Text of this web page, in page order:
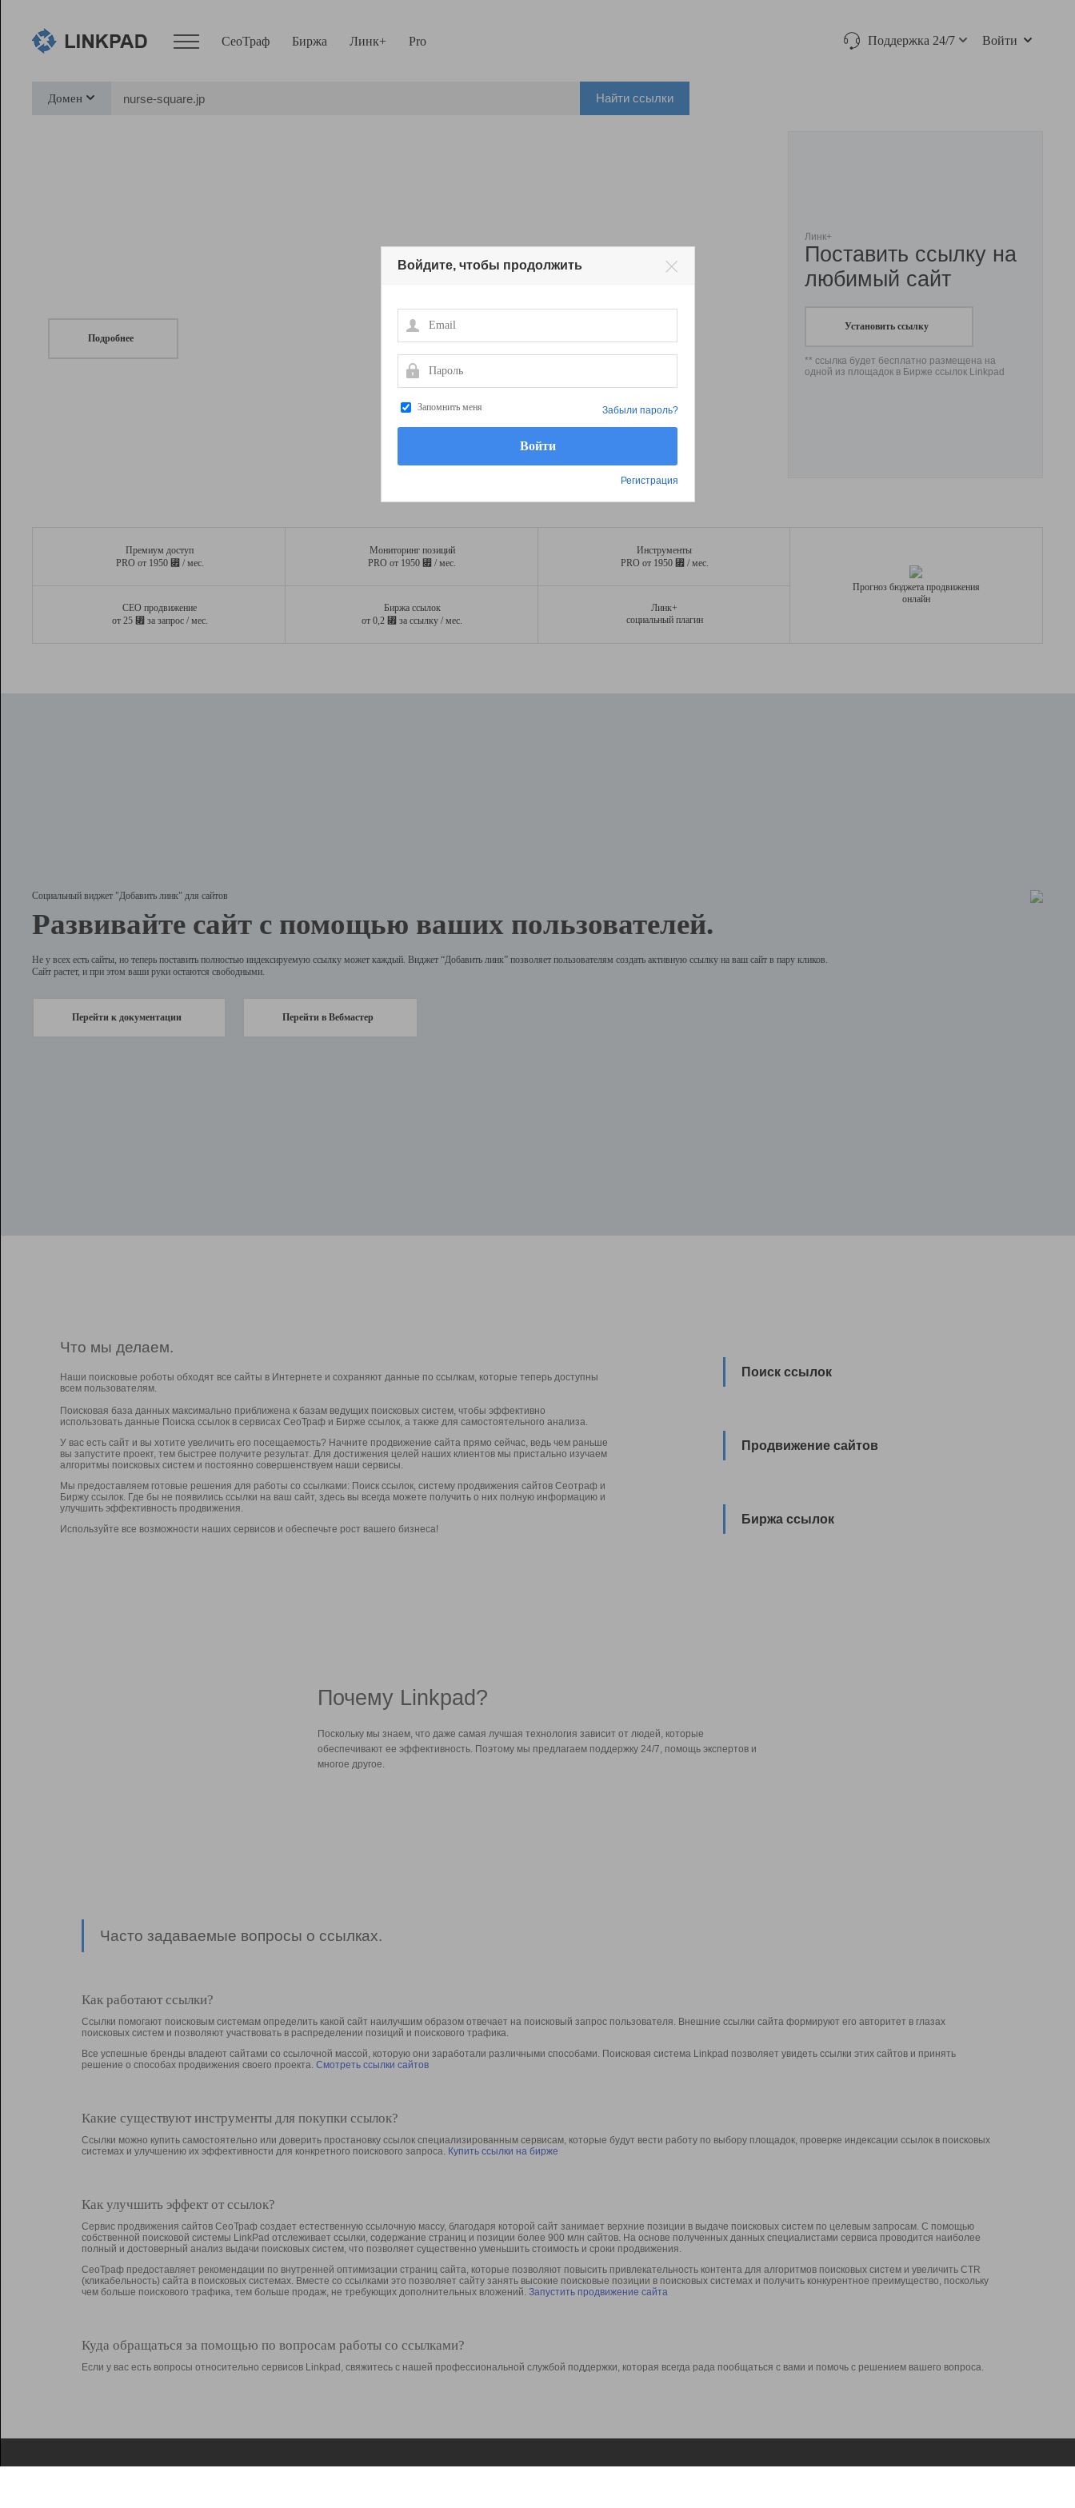
СеоТраф Биржа Линк+ Pro Поддержка 24/7 Войти
Домен Найти ссылки
Подробнее
Линк+
Поставить ссылку на
любимый сайт
Установить ссылку
** ссылка будет бесплатно размещена на
одной из площадок в Бирже ссылок Linkpad
Премиум доступ
PRO от 1950 ⃏ / мес.
Мониторинг позиций
PRO от 1950 ⃏ / мес.
Инструменты
PRO от 1950 ⃏ / мес.
СЕО продвижение
от 25 ⃏ за запрос / мес.
Биржа ссылок
от 0,2 ⃏ за ссылку / мес.
Линк+
социальный плагин
Прогноз бюджета продвижения
онлайн
Социальный виджет "Добавить линк" для сайтов
Развивайте сайт с помощью ваших пользователей.
Не у всех есть сайты, но теперь поставить полностью индексируемую ссылку может каждый. Виджет “Добавить линк” позволяет пользователям создать активную ссылку на ваш сайт в пару кликов.
Сайт растет, и при этом ваши руки остаются свободными.
Перейти к документации Перейти в Вебмастер
Что мы делаем.
Наши поисковые роботы обходят все сайты в Интернете и сохраняют данные по ссылкам, которые теперь доступны
всем пользователям.
Поисковая база данных максимально приближена к базам ведущих поисковых систем, чтобы эффективно
использовать данные Поиска ссылок в сервисах СеоТраф и Бирже ссылок, а также для самостоятельного анализа.
У вас есть сайт и вы хотите увеличить его посещаемость? Начните продвижение сайта прямо сейчас, ведь чем раньше
вы запустите проект, тем быстрее получите результат. Для достижения целей наших клиентов мы пристально изучаем
алгоритмы поисковых систем и постоянно совершенствуем наши сервисы.
Мы предоставляем готовые решения для работы со ссылками: Поиск ссылок, систему продвижения сайтов Сеотраф и
Биржу ссылок. Где бы не появились ссылки на ваш сайт, здесь вы всегда можете получить о них полную информацию и
улучшить эффективность продвижения.
Используйте все возможности наших сервисов и обеспечьте рост вашего бизнеса!
Поиск ссылок
Продвижение сайтов
Биржа ссылок
Почему Linkpad?
Поскольку мы знаем, что даже самая лучшая технология зависит от людей, которые
обеспечивают ее эффективность. Поэтому мы предлагаем поддержку 24/7, помощь экспертов и
многое другое.
Часто задаваемые вопросы о ссылках.
Как работают ссылки?
Ссылки помогают поисковым системам определить какой сайт наилучшим образом отвечает на поисковый запрос пользователя. Внешние ссылки сайта формируют его авторитет в глазах
поисковых систем и позволяют участвовать в раcпределении позиций и поискового трафика.
Все успешные бренды владеют сайтами со ссылочной массой, которую они заработали различными способами. Поисковая система Linkpad позволяет увидеть ссылки этих сайтов и принять
решение о способах продвижения своего проекта. Смотреть ссылки сайтов
Какие существуют инструменты для покупки ссылок?
Ссылки можно купить самостоятельно или доверить простановку ссылок специализированным сервисам, которые будут вести работу по выбору площадок, проверке индексации ссылок в поисковых
системах и улучшению их эффективности для конкретного поискового запроса. Купить ссылки на бирже
Как улучшить эффект от ссылок?
Сервис продвижения сайтов СеоТраф создает естественную ссылочную массу, благодаря которой сайт занимает верхние позиции в выдаче поисковых систем по целевым запросам. С помощью
собственной поисковой системы LinkPad отслеживает ссылки, содержание страниц и позиции более 900 млн сайтов. На основе полученных данных специалистами сервиса проводится наиболее
полный и достоверный анализ выдачи поисковых систем, что позволяет существенно уменьшить стоимость и сроки продвижения.
СеоТраф предоставляет рекомендации по внутренней оптимизации страниц сайта, которые позволяют повысить привлекательность контента для алгоритмов поисковых систем и увеличить CTR
(кликабельность) сайта в поисковых системах. Вместе со ссылками это позволяет сайту занять высокие поисковые позиции в поисковых системах и получить конкурентное преимущество, поскольку
чем больше поискового трафика, тем больше продаж, не требующих дополнительных вложений. Запустить продвижение сайта
Куда обращаться за помощью по вопросам работы со ссылками?
Если у вас есть вопросы относительно сервисов Linkpad, свяжитесь с нашей профессиональной службой поддержки, которая всегда рада пообщаться с вами и помочь с решением вашего вопроса.
Войдите, чтобы продолжить
Email
Пароль
Запомнить меня
Регистрация
Забыли пароль?